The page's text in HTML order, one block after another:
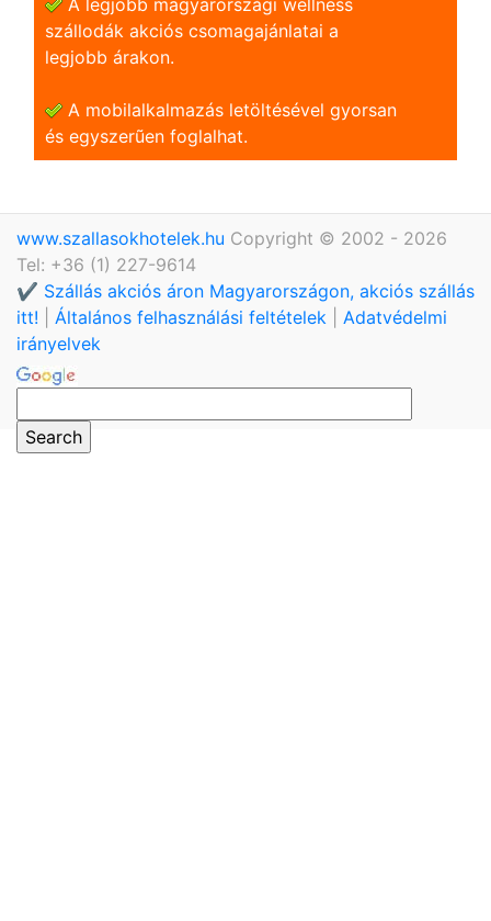
szállodák akciós csomagajánlatai a
legjobb árakon.
A mobilalkalmazás letöltésével gyorsan
és egyszerũen foglalhat.
www.szallasokhotelek.hu Copyright © 2002 - 2026
Tel: +36 (1) 227-9614
✔️ Szállás akciós áron Magyarországon, akciós szállás
itt!
Általános felhasználási feltételek
Adatvédelmi
irányelvek